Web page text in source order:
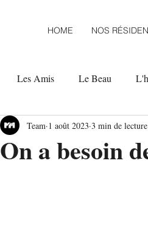
HOME NOS
Les Amis Le Beau
On a besoin
Team 1 août 2023 3 min de lecture